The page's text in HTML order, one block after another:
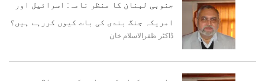
جنوبی لبنان کا منظر نامہ: اسرائیل اور
امریکہ جنگ بندی کی بات کیوں کررہے ہیں؟
ڈاکٹر ظفرالاسلام خان